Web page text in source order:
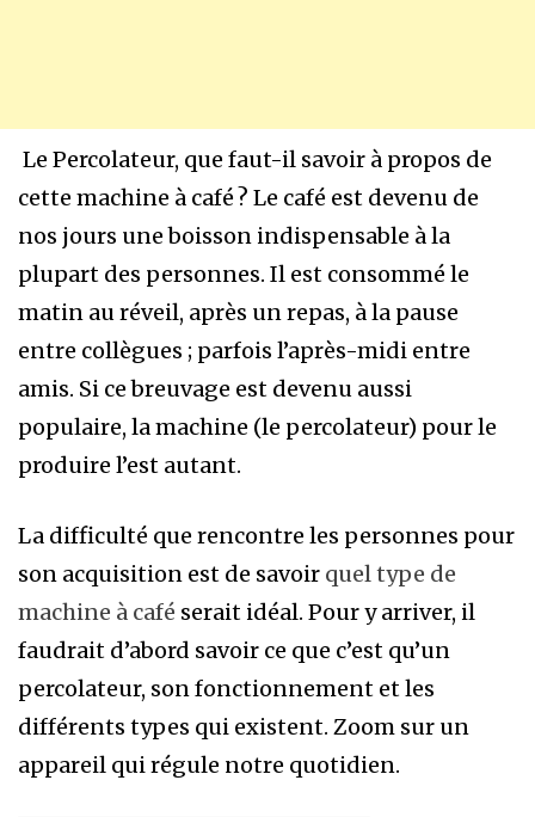
Le Percolateur, que faut-il savoir à propos de
cette machine à café ? Le café est devenu de
nos jours une boisson indispensable à la
plupart des personnes. Il est consommé le
matin au réveil, après un repas, à la pause
entre collègues ; parfois l’après-midi entre
amis. Si ce breuvage est devenu aussi
populaire, la machine (le percolateur) pour le
produire l’est autant.
La difficulté que rencontre les personnes pour
son acquisition est de savoir quel type de
machine à café serait idéal. Pour y arriver, il
faudrait d’abord savoir ce que c’est qu’un
percolateur, son fonctionnement et les
différents types qui existent. Zoom sur un
appareil qui régule notre quotidien.